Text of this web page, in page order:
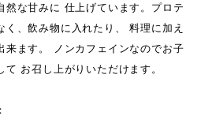
然な甘みに 仕上げています。プロテ
く、飲み物に入れたり、 料理に加え
来ます。 ノンカフェインなのでお子
お召し上がりいただけます。